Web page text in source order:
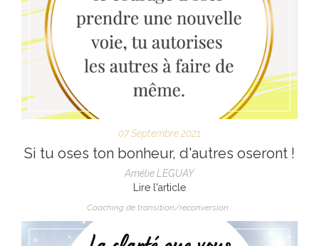
07 Septembre 2021
Si tu oses ton bonheur, d'autres oseront !
Amélie LEGUAY
Lire l'article
Coaching de transition/reconversion